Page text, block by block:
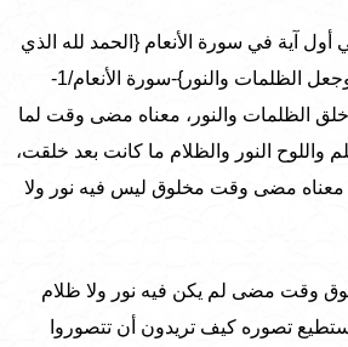
أول آية في سورة الأنعام {الحمد لله الذي
خلق السموات والأرض وجعل الظلمات والنور}-سورة الأنعام/1-
الظلمات والنور، معناه مضى وقت لما
واللوح النور والظلام ما كانت بعد خلقت،
معناه مضى وقت مخلوق ليس فيه نور ولا
وقت مضى لم يكن فيه نور ولا ظلام
يستطيع تصوره كيف تريدون أن تتصوروا